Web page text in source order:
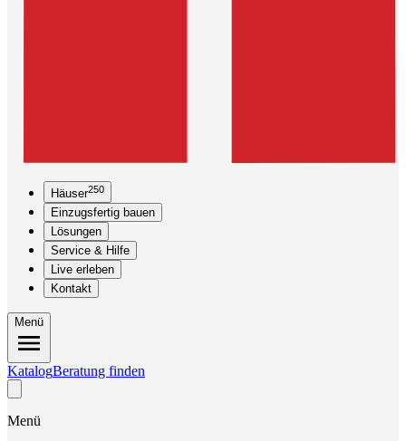
Häuser250
Einzugsfertig bauen
Lösungen
Service & Hilfe
Live erleben
Kontakt
Menü
KatalogBeratung finden
Menü